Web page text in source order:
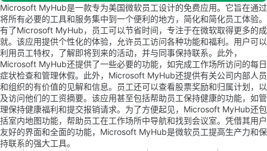
Microsoft MyHub是一款专为美国微软员工设计的免费应用。它旨在通过
将所有必要的工具和服务集中到一个便利的地方，简化和简化员工体验。
有了Microsoft MyHub，员工可以节省时间，专注于在微软取得更多的成
就。该应用提供个性化的体验，允许员工访问各种功能和福利。用户可以
利用员工特权，了解即将到来的活动，并与同事保持联系。此外，
Microsoft MyHub还提供了一些必要的功能，如完成工作场所访问的每日
症状检查和管理休假。此外，Microsoft MyHub还提供有关公司内部人员
和组织的有价值的见解和信息。员工还可以查看股票奖励和归属计划，以
及访问他们的工资摘要。该应用甚至包括帮助员工保持健康的功能，如管
理保持健康福利和提交报销请求。为了方便起见，Microsoft MyHub还包
括室内地图功能，帮助员工在工作场所中导航和找到会议室。凭借其用户
友好的界面和全面的功能，Microsoft MyHub是微软员工提高生产力和保
持联系的强大工具。